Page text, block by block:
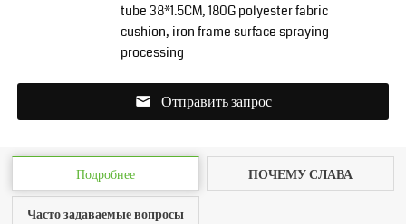
tube 38*1.5CM, 180G polyester fabric
cushion, iron frame surface spraying
processing
Отправить запрос
Подробнее ПОЧЕМУ СЛАВА
Часто задаваемые вопросы